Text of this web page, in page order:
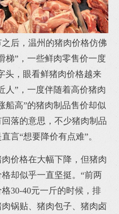
之后，温州的猪肉价格仿佛
梯”，一些鲜肉零售价一度
头，眼看鲜猪肉价格越来
人”，一度伴随着高价猪肉
船高”的猪肉制品售价却似
落的意思，不少猪肉制品
言“想要降价有点难”。
肉价格在大幅下降，但猪肉
却似乎一直坚挺。“前两
30-40元一斤的时候，排
锅贴、猪肉包子、猪肉卤